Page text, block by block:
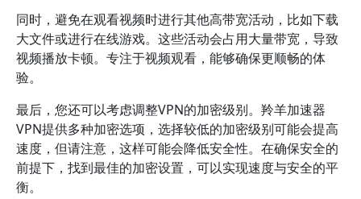
同时，避免在观看视频时进行其他高带宽活动，比如下载
大文件或进行在线游戏。这些活动会占用大量带宽，导致
视频播放卡顿。专注于视频观看，能够确保更顺畅的体
验。
最后，您还可以考虑调整VPN的加密级别。羚羊加速器
VPN提供多种加密选项，选择较低的加密级别可能会提高
速度，但请注意，这样可能会降低安全性。在确保安全的
前提下，找到最佳的加密设置，可以实现速度与安全的平
衡。